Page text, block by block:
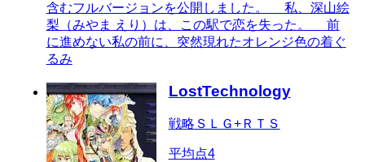
含むフルバージョンを公開しました。 私、深山絵
梨（みやま えり）は、この駅で恋を失った。 前
に進めない私の前に、突然現れたオレンジ色の着ぐ
るみ
LostTechnology
戦略ＳＬＧ+ＲＴＳ
平均点4